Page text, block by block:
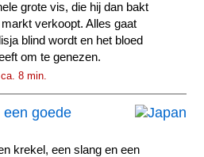
grote vis, die hij dan bakt
verkoopt. Alles gaat
blind wordt en het bloed
om te genezen.
8 min.
een goede
krekel, een slang en een